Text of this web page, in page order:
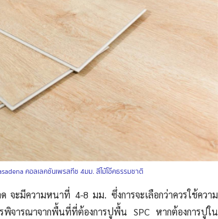
คอลเลคชันเพรสทีช 4มม. สีไม้โอ๊คธรรมชาติ
จะมีความหนาที่ 4-8 มม. ซึ่งการจะเลือกว่าควรใช้ความ
จารณาจากพื้นที่ที่ต้องการปูพื้น SPC หากต้องการปูใน